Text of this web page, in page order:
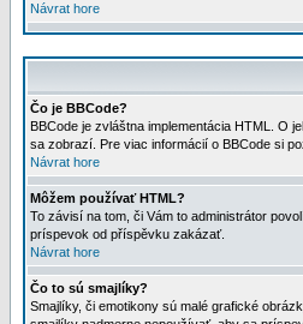
Návrat hore
Čo je BBCode?
BBCode je zvláštna implementácia HTML. O
sa zobrazí. Pre viac informácií o BBCode si
Návrat hore
Môžem používať HTML?
To závisí na tom, či Vám to administrátor
príspevok od příspěvku zakázať.
Návrat hore
Čo to sú smajlíky?
Smajlíky, či emotikony sú malé grafické